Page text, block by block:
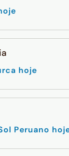
hoje
Peruano